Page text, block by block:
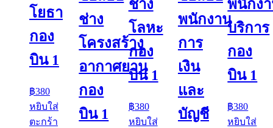
โยธา
กอง
บิน 1
฿380
หยิบใส่
ตะกร้า
ช่าง
โครงสร้าง
อากาศยาน
กอง
บิน 1
ช่าง
โลหะ
กอง
บิน 1
฿380
หยิบใส่
พนักงาน
การ
เงิน
และ
บัญชี
พนักง
บริการ
กอง
บิน 1
฿380
หยิบใส่